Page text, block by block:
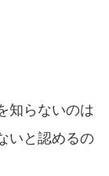
知らないのは
いと認めるの